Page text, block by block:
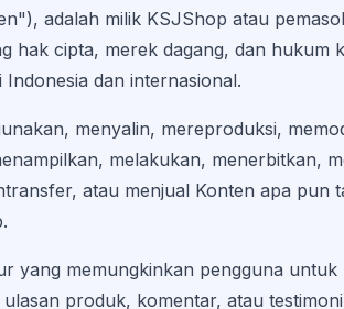
adalah milik KSJShop atau
hak cipta, merek dagang, dan hukum
dan internasional.
menyalin, mereproduksi,
melakukan, menerbitkan,
atau menjual Konten apa pun
yang memungkinkan pengguna untuk
produk, komentar, atau